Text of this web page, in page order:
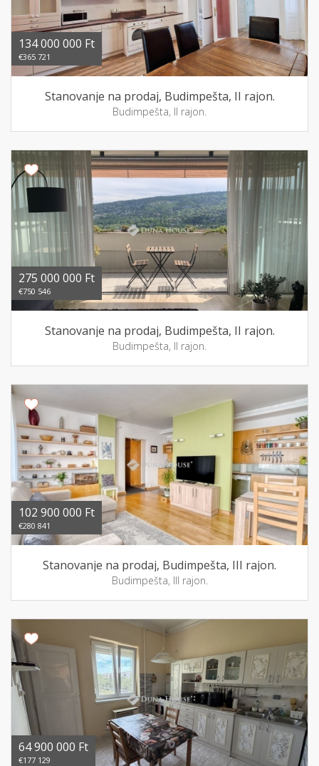
134 000 000 Ft
€365 721
Stanovanje na prodaj, Budimpešta, II rajon.
Budimpešta, II rajon.
275 000 000 Ft
€750 546
Stanovanje na prodaj, Budimpešta, II rajon.
Budimpešta, II rajon.
102 900 000 Ft
€280 841
Stanovanje na prodaj, Budimpešta, III rajon.
Budimpešta, III rajon.
64 900 000 Ft
€177 129